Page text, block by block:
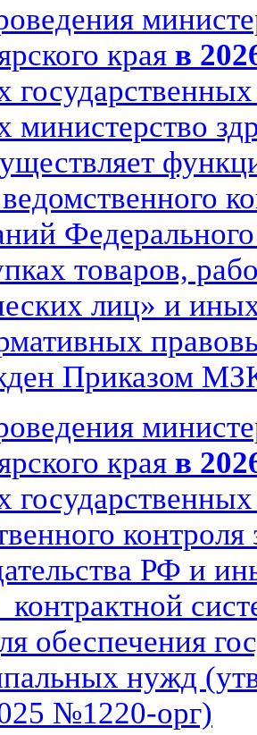
края в
министерство
товаров,
лиц» и
Приказом
края в
РФ и
контрактной
обеспечения
нужд
№1220-орг)